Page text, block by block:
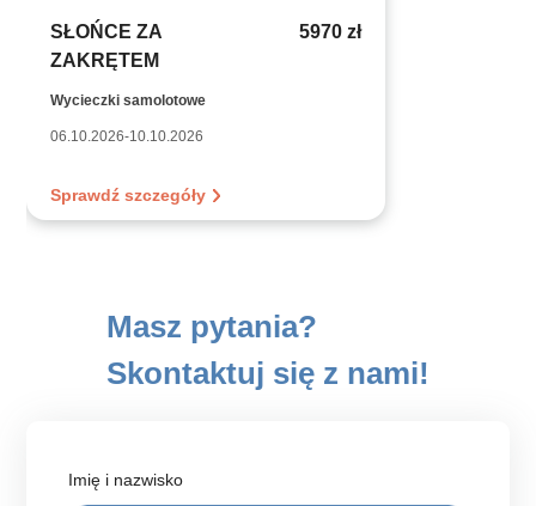
SŁOŃCE ZA
ZAKRĘTEM
5970 zł
Wycieczki samolotowe
06.10.2026-10.10.2026
Sprawdź szczegóły
Masz pytania?
Skontaktuj się z nami!
Imię i nazwisko